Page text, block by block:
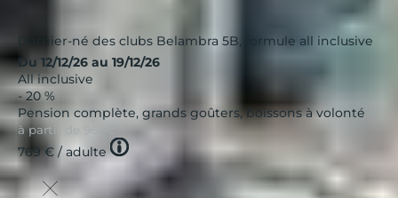
Dernier-né des clubs Belambra 5B, formule all inclusive
Du 12/12/26 au 19/12/26
All inclusive
- 20 %
Pension complète, grands goûters, boissons à volonté
à partir de
769 € / adulte Tooltip
icon